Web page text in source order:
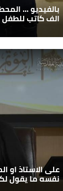
بالفيديو ...
الف كاتب للطفل
على الاستاذ او
نفسه ما يقول